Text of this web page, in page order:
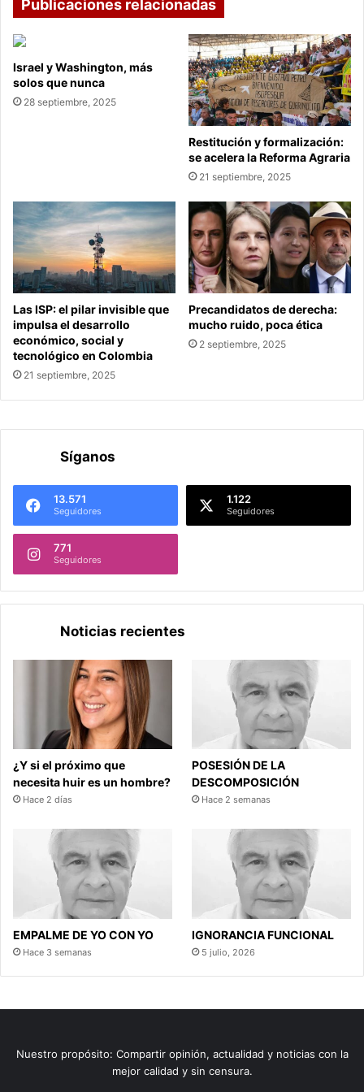
Publicaciones relacionadas
Israel y Washington, más
solos que nunca
28 septiembre, 2025
Restitución y formalización:
se acelera la Reforma Agraria
21 septiembre, 2025
Las ISP: el pilar invisible que
impulsa el desarrollo
económico, social y
tecnológico en Colombia
21 septiembre, 2025
Precandidatos de derecha:
mucho ruido, poca ética
2 septiembre, 2025
Síganos
13.571
Seguidores
1.122
Seguidores
771
Seguidores
Noticias recientes
¿Y si el próximo que
necesita huir es un hombre?
Hace 2 días
POSESIÓN DE LA
DESCOMPOSICIÓN
Hace 2 semanas
EMPALME DE YO CON YO
Hace 3 semanas
IGNORANCIA FUNCIONAL
5 julio, 2026
Nuestro propósito: Compartir opinión, actualidad y noticias con la
mejor calidad y sin censura.